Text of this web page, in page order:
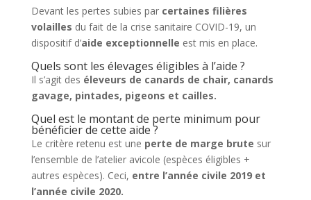
Devant les pertes subies par certaines filières
volailles du fait de la crise sanitaire COVID-19, un
dispositif d’aide exceptionnelle est mis en place.
Quels sont les élevages éligibles à l’aide ?
Il s’agit des éleveurs de canards de chair, canards
gavage, pintades, pigeons et cailles.
Quel est le montant de perte minimum pour
bénéficier de cette aide ?
Le critère retenu est une perte de marge brute sur
l’ensemble de l’atelier avicole (espèces éligibles +
autres espèces). Ceci, entre l’année civile 2019 et
l’année civile 2020.